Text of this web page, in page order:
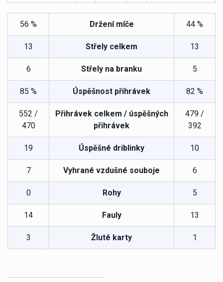
56 % Držení míče 44 %
13 Střely celkem 13
6 Střely na branku 5
85 % Úspěšnost přihrávek 82 %
552 /
470
Přihrávek celkem / úspěšných
přihrávek
479 /
392
19 Úspěšné driblinky 10
7 Vyhrané vzdušné souboje 6
0 Rohy 5
14 Fauly 13
3 Žluté karty 1